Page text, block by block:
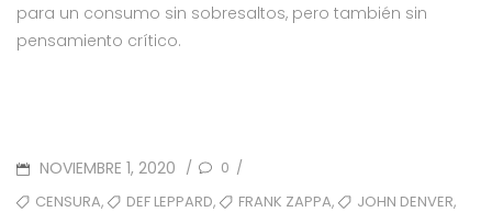
para un consumo sin sobresaltos, pero también sin
pensamiento crítico.
POSTED
ON
NOVIEMBRE 1, 2020 / 0 /
TAGSCENSURA, DEF LEPPARD, FRANK ZAPPA, JOHN DENVER,